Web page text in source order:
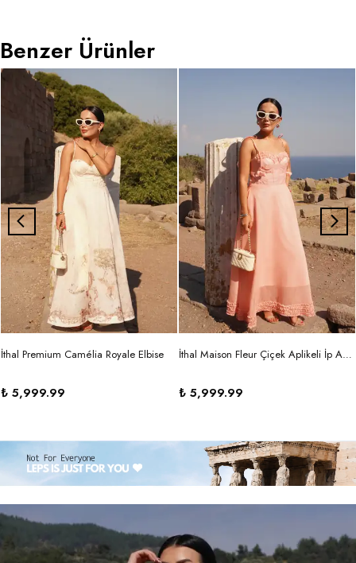
Benzer Ürünler
İthal Premium Camélia Royale Elbise
₺ 5,999.99
İthal Maison Fleur Çiçek Aplikeli İp Askılı Maxi Elbise
₺ 5,999.99